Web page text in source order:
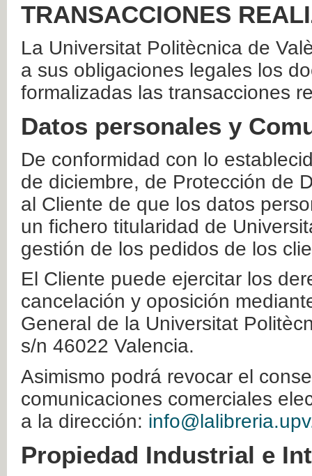
TRANSACCIONES
La Universitat Politècnica de
a sus obligaciones legales los
formalizadas las transacciones
Datos personales y
De conformidad con lo
de diciembre, de Protección de
al Cliente de que los datos
un fichero titularidad de
gestión de los pedidos de los
El Cliente puede ejercitar los
cancelación y oposición
General de la Universitat
s/n 46022 Valencia.
Asimismo podrá revocar el
comunicaciones comerciales
a la dirección:
Propiedad Industrial e